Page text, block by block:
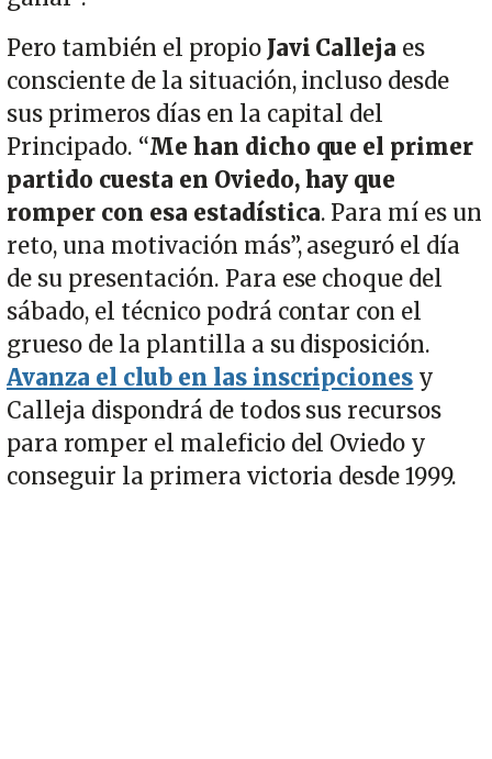
Pero también el propio Javi Calleja es
consciente de la situación, incluso desde
sus primeros días en la capital del
Principado. “Me han dicho que el primer
partido cuesta en Oviedo, hay que
romper con esa estadística. Para mí es un
reto, una motivación más”, aseguró el día
de su presentación. Para ese choque del
sábado, el técnico podrá contar con el
grueso de la plantilla a su disposición.
Avanza el club en las inscripciones y
Calleja dispondrá de todos sus recursos
para romper el maleficio del Oviedo y
conseguir la primera victoria desde 1999.